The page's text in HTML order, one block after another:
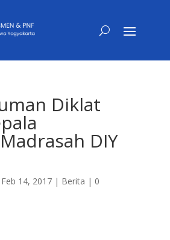
Diklat
DIY
Feb 14, 2017| Berita | 0